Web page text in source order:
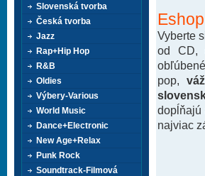
Vyberte
od CD,
pop,
dopĺňajú
najviac
Slovenská tvorba
Česká tvorba
Jazz
Rap+Hip Hop
R&B
Oldies
Výbery-Various
World Music
Dance+Electronic
New Age+Relax
Punk Rock
Soundtrack-Filmová